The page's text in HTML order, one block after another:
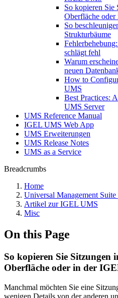
So kopieren Sie
Oberfläche
So
Strukturbäume
schlägt fehl
Warum
neuen
How to
UMS
Best Practices:
UMS Server
UMS Reference Manual
IGEL UMS Web App
UMS Erweiterungen
UMS Release Notes
UMS as a Service
Breadcrumbs
Home
Universal Management
Artikel zur IGEL UMS
Misc
On this Page
So kopieren Sie Sitzungen
Oberfläche oder in der
Manchmal möchten Sie eine
wenigen Details von der anderen